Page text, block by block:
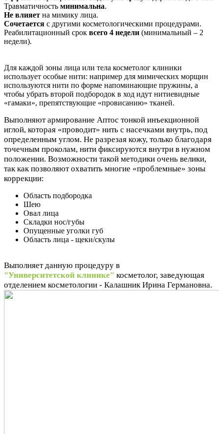
Травматичность минимальна.
Не влияет на мимику лица.
Сочетается с другими косметологическими процедурами.
Реабилитационный срок всего 4 недели (минимальный – 2
недели).
Для каждой зоны лица или тела косметолог клиники
использует особые нити: например для мимических морщин
используются нити по форме напоминающие пружины, а
чтобы убрать второй подбородок в ход идут нитиевидные
«гамаки», препятствующие «провисанию» тканей.
Выполняют армирование Аптос тонкой инъекционной
иглой, которая «проводит» нить с насечками внутрь, под
определенным углом. Не разрезая кожу, только благодаря
точечным проколам, нити фиксируются внутри в нужном
положении. Возможности такой методики очень велики,
так как позволяют охватить многие «проблемные» зоны
коррекции:
Область подбородка
Шею
Овал лица
Складки нос/губы
Опущенные уголки губ
Область лица - щеки/скулы
Выполняет данную процедуру в
"Университетской клинике" косметолог, заведующая
отделением косметологии - Калашник Ирина Германовна.